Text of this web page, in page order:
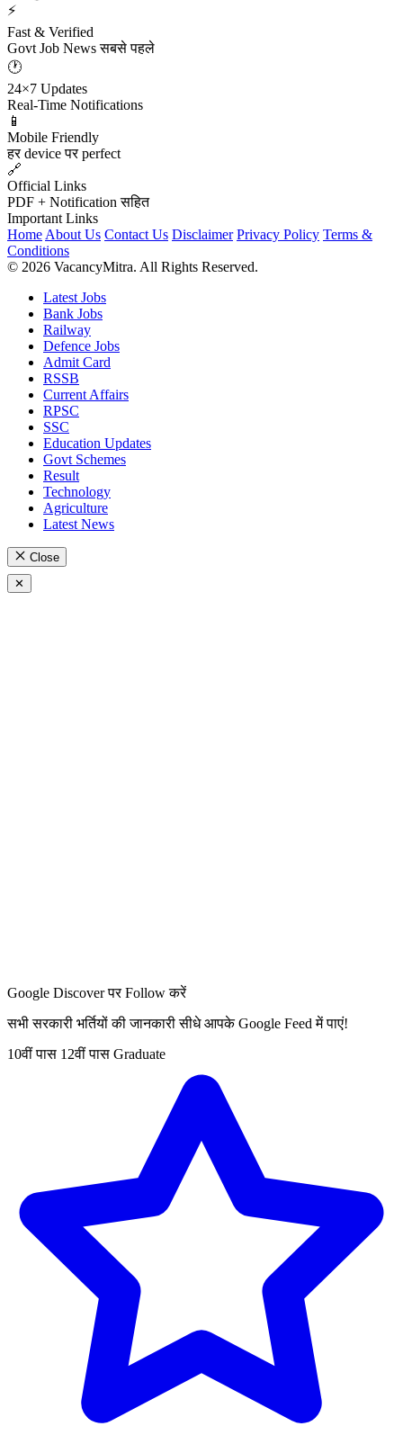
⚡
Fast & Verified
Govt Job News सबसे पहले
🕐
24×7 Updates
Real-Time Notifications
📱
Mobile Friendly
हर device पर perfect
🔗
Official Links
PDF + Notification सहित
Important Links
Home About Us Contact Us Disclaimer Privacy Policy Terms &
Conditions
© 2026 VacancyMitra. All Rights Reserved.
Latest Jobs
Bank Jobs
Railway
Defence Jobs
Admit Card
RSSB
Current Affairs
RPSC
SSC
Education Updates
Govt Schemes
Result
Technology
Agriculture
Latest News
Close
✕
Google Discover पर Follow करें
सभी सरकारी भर्तियों की जानकारी सीधे आपके Google Feed में पाएं!
10वीं पास 12वीं पास Graduate